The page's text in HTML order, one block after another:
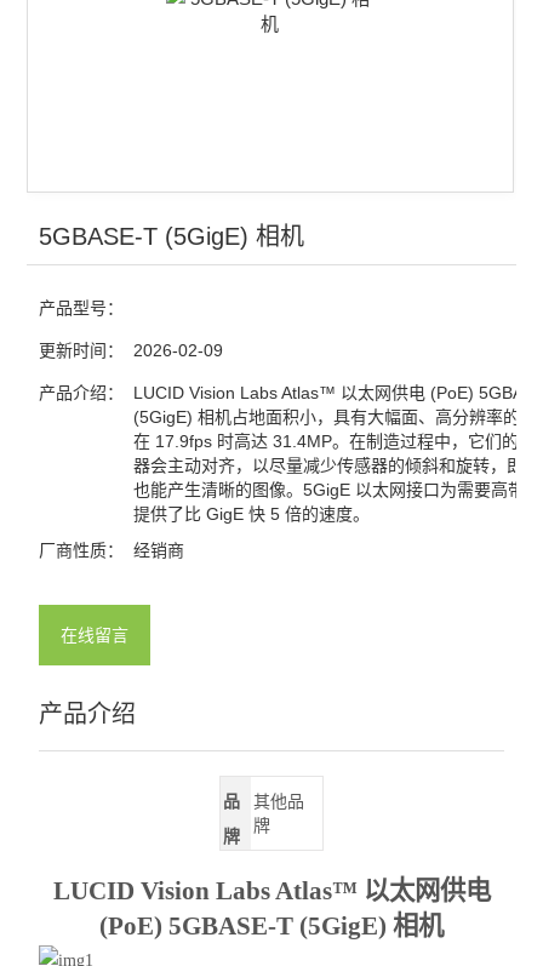
查看全部 >>
5GBASE-T (5GigE) 相机
产品型号：
更新时间： 2026-02-09
产品介绍：
LUCID Vision Labs Atlas™ 以太网供电 (PoE)
(5GigE) 相机占地面积小，具有大幅面、高分辨率的传
在 17.9fps 时高达 31.4MP。在制造过程中，它们的成
器会主动对齐，以尽量减少传感器的倾斜和旋转，即
也能产生清晰的图像。5GigE 以太网接口为需要高带
提供了比 GigE 快 5 倍的速度。
厂商性质：
经销商
在线留言
产品介绍
品
牌
其他品
牌
LUCID Vision Labs Atlas™ 以太网供电
(PoE) 5GBASE-T (5GigE) 相机